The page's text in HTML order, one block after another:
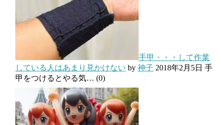
手甲・・・して作業
している人はあまり見かけない by 神子 2018年2月5日 手
甲をつけるとやる気… (0)